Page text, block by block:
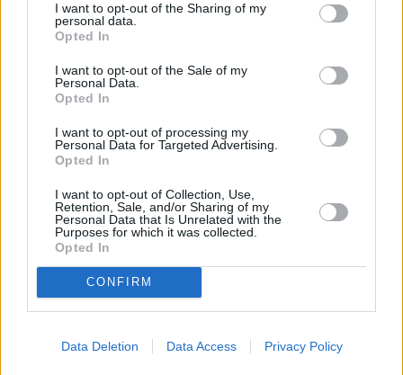
I want to opt-out of the Sharing of my
personal data.
Opted In
I want to opt-out of the Sale of my
Personal Data.
Opted In
I want to opt-out of processing my
Personal Data for Targeted Advertising.
Opted In
I want to opt-out of Collection, Use,
Retention, Sale, and/or Sharing of my
Personal Data that Is Unrelated with the
Purposes for which it was collected.
Opted In
CONFIRM
Data Deletion Data Access Privacy Policy
wybrać dowolnie do 4 rzeczy ze wszystkich
dostępnych ubrań na stronie. Jeśli chodzi o cenę
zdradzają nam dziewczyny.